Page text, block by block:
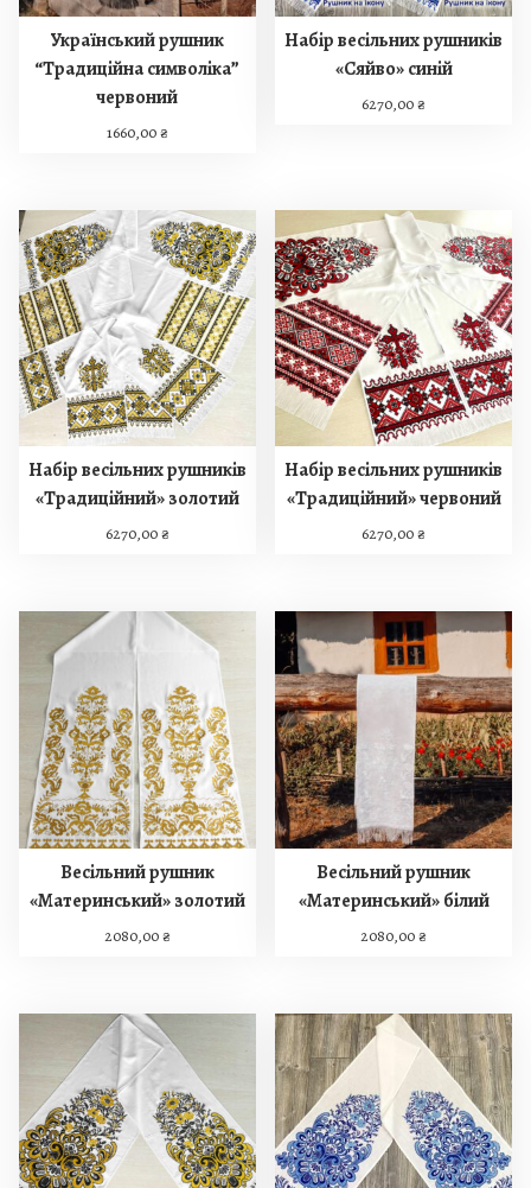
Український рушник
“Традиційна символіка”
червоний
1660,00₴
Набір весільних рушників
«Сяйво» синій
6270,00₴
Набір весільних рушників
«Традиційний» золотий
6270,00₴
Набір весільних рушників
«Традиційний» червоний
6270,00₴
Весільний рушник
«Материнський» золотий
2080,00₴
Весільний рушник
«Материнський» білий
2080,00₴